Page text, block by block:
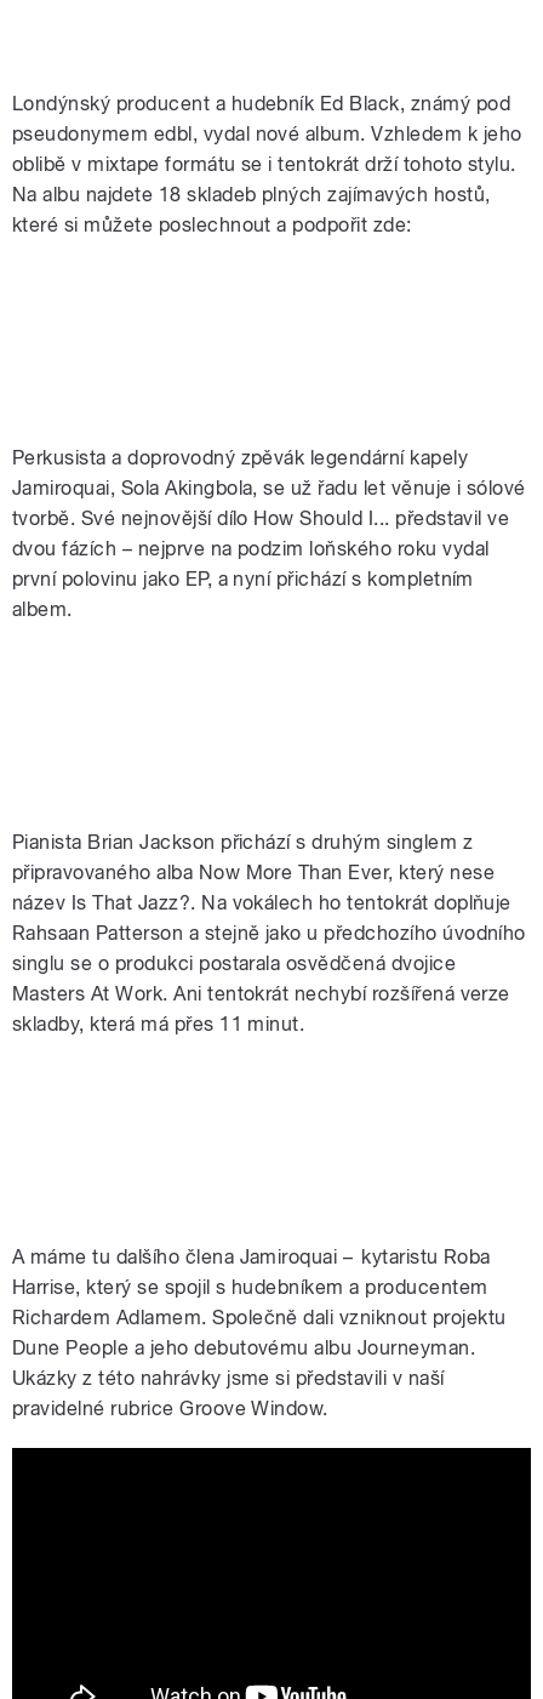
Londýnský producent a hudebník Ed Black, známý pod
pseudonymem edbl, vydal nové album. Vzhledem k jeho
oblibě v mixtape formátu se i tentokrát drží tohoto stylu.
Na albu najdete 18 skladeb plných zajímavých hostů,
které si můžete poslechnout a podpořit zde:
Perkusista a doprovodný zpěvák legendární kapely
Jamiroquai, Sola Akingbola, se už řadu let věnuje i sólové
tvorbě. Své nejnovější dílo How Should I... představil ve
dvou fázích – nejprve na podzim loňského roku vydal
první polovinu jako EP, a nyní přichází s kompletním
albem.
Pianista Brian Jackson přichází s druhým singlem z
připravovaného alba Now More Than Ever, který nese
název Is That Jazz?. Na vokálech ho tentokrát doplňuje
Rahsaan Patterson a stejně jako u předchozího úvodního
singlu se o produkci postarala osvědčená dvojice
Masters At Work. Ani tentokrát nechybí rozšířená verze
skladby, která má přes 11 minut.
A máme tu dalšího člena Jamiroquai –⁠⁠⁠⁠⁠ kytaristu Roba
Harrise, který se spojil s hudebníkem a producentem
Richardem Adlamem. Společně dali vzniknout projektu
Dune People a jeho debutovému albu Journeyman.
Ukázky z této nahrávky jsme si představili v naší
pravidelné rubrice Groove Window.